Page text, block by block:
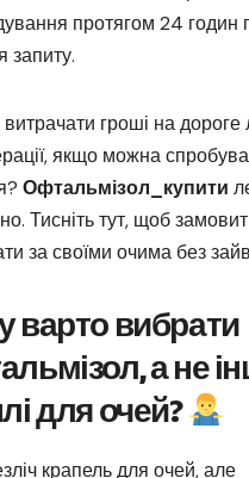
протягом 24 годин
запиту.
гроші на дороге
якщо можна
Офтальмізол_купити
Тисніть тут, щоб
за своїми очима без
варто вибрати
а не
для очей?
крапель для очей, але